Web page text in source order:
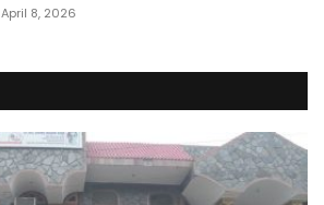
April 8, 2026